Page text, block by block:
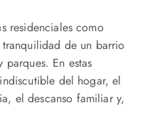
residenciales como
de un barrio
En estas
del hogar, el
el descanso familiar y,